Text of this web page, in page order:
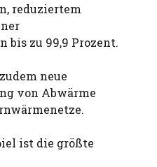
reduziertem
bis zu 99,9 Prozent.
neue
von Abwärme
ist die größte